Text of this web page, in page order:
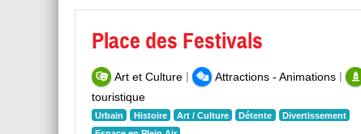
Place des Festivals
Art et Culture | Attractions - Animations |
touristique
Urbain Histoire Art / Culture Détente
Divertissement